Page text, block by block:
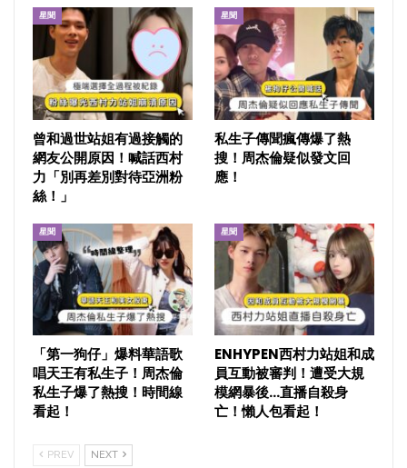
星聞
曾和過世站姐有過接觸的
網友公開原因！喊話西村
力「別再差別對待亞洲粉
絲！」
星聞
私生子傳聞瘋傳爆了熱
搜！周杰倫疑似發文回
應！
星聞
「第一狗仔」爆料華語歌
唱天王有私生子！周杰倫
私生子爆了熱搜！時間線
看起！
星聞
ENHYPEN西村力站姐和成
員互動被審判！遭受大規
模網暴後…直播自殺身
亡！懶人包看起！
PREV NEXT